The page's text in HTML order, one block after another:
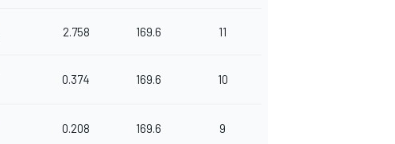
2.758 169.6 11
0.374 169.6 10
0.208 169.6 9